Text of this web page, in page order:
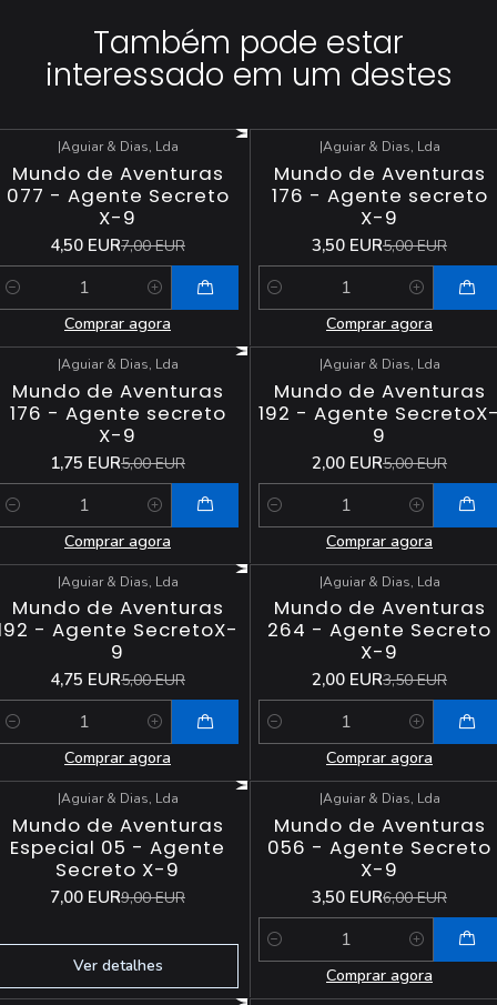
Também pode estar
interessado em um destes
DESCONTO
|Aguiar & Dias, Lda
Mundo de Aventuras
077 - Agente Secreto
X-9
4,50 EUR7,00 EUR
Comprar agora
DESCONTO
|Aguiar & Dias, Lda
Mundo de Aventuras
176 - Agente secreto
X-9
3,50 EUR5,00 EUR
Quantidade
Comprar agora
DESCONTO
|Aguiar & Dias, Lda
Mundo de Aventuras
176 - Agente secreto
X-9
1,75 EUR5,00 EUR
Comprar agora
DESCONTO
|Aguiar & Dias, Lda
Mundo de Aventuras
192 - Agente
9
2,00 EUR5,00 EUR
Quantidade
Comprar agora
DESCONTO
|Aguiar & Dias, Lda
Mundo de Aventuras
- Agente SecretoX-
9
4,75 EUR5,00 EUR
Comprar agora
DESCONTO
|Aguiar & Dias, Lda
Mundo de Aventuras
264 - Agente Secreto
X-9
2,00 EUR3,50 EUR
Quantidade
Comprar agora
DESCONTO
Esgotado
|Aguiar & Dias, Lda
Mundo de Aventuras
Especial 05 - Agente
Secreto X-9
7,00 EUR9,00 EUR
Ver detalhes
DESCONTO
|Aguiar & Dias, Lda
Mundo de Aventuras
056 - Agente Secreto
X-9
3,50 EUR6,00 EUR
Quantidade
Comprar agora